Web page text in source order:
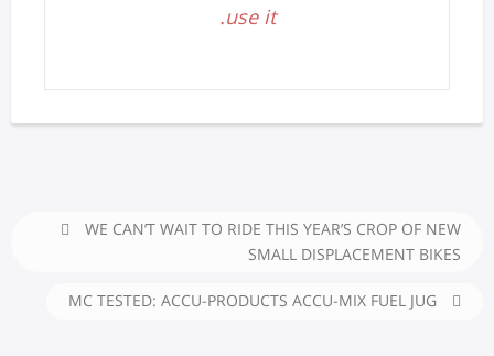
use it.
WE CAN’T WAIT TO RIDE THIS YEAR’S CROP OF NEW
SMALL DISPLACEMENT BIKES
MC TESTED: ACCU-PRODUCTS ACCU-MIX FUEL JUG